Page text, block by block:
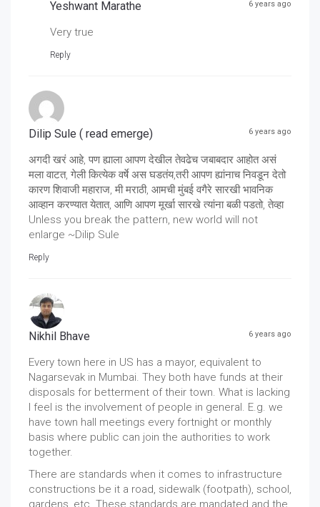
Yeshwant Marathe 6 years ago
Very true
Reply
Dilip Sule ( read emerge) 6 years ago
अगदी खरं आहे, पण ह्याला आपण देखील तेवढेच जबाबदार आहोत असं
मला वाटत, गेली कित्येक वर्षे अस घडतंय,तरी आपण ह्यांनाच निवडून देतो
कारण शिवाजी महाराज, मी मराठी, आमची मुंबई वगैरे सारखी भावनिक
आव्हान करण्यात येतात, आणि आपण मूर्खा सारखे त्यांना बळी पडतो, तेव्हा
Unless you break the pattern, new world will not
enlarge ~Dilip Sule
Reply
Nikhil Bhave 6 years ago
Every town here in US has a mayor, equivalent to
Nagarsevak in Mumbai. They both have funds at their
disposals for betterment of their town. What is lacking
I feel is the involvement of people in general. E.g. we
have town hall meetings every fortnight or monthly
basis where public can join the authorities to work
together.
There are standards when it comes to infrastructure
constructions be it a road, sidewalk (footpath), school,
gardens, etc. These standards are mandated and the